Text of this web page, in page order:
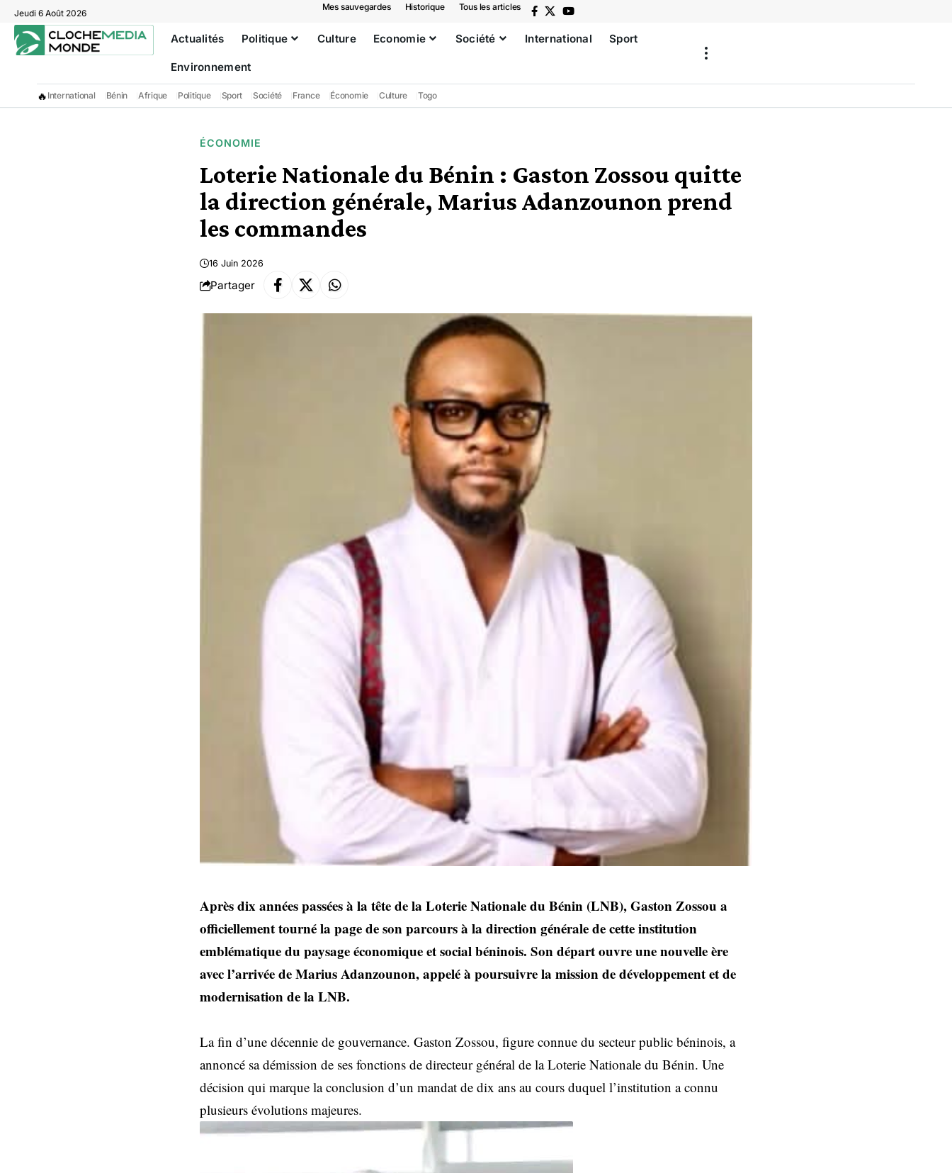
Jeudi 6 Août 2026
Mes sauvegardes Historique Tous les articles
Actualités Politique Culture Economie Société International Sport
Environnement
🔥 International Bénin Afrique Politique Sport Société France Économie Culture Togo
ÉCONOMIE
Loterie Nationale du Bénin : Gaston Zossou quitte
la direction générale, Marius Adanzounon prend
les commandes
16 Juin 2026
Partager
Après dix années passées à la tête de la Loterie Nationale du Bénin (LNB), Gaston Zossou a
officiellement tourné la page de son parcours à la direction générale de cette institution
emblématique du paysage économique et social béninois. Son départ ouvre une nouvelle ère
avec l’arrivée de Marius Adanzounon, appelé à poursuivre la mission de développement et de
modernisation de la LNB.
La fin d’une décennie de gouvernance. Gaston Zossou, figure connue du secteur public béninois, a
annoncé sa démission de ses fonctions de directeur général de la Loterie Nationale du Bénin. Une
décision qui marque la conclusion d’un mandat de dix ans au cours duquel l’institution a connu
plusieurs évolutions majeures.